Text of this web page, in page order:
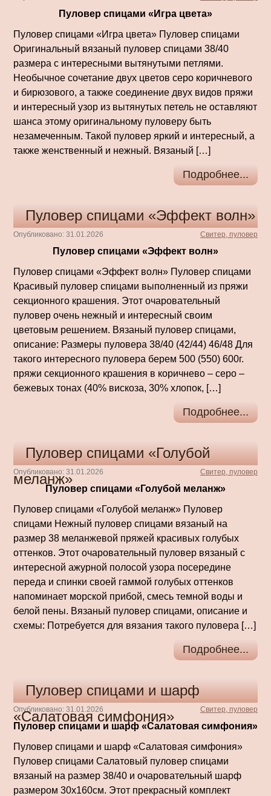
Пуловер спицами «Игра цвета»
Пуловер спицами «Игра цвета» Пуловер спицами
Оригинальный вязаный пуловер спицами 38/40
размера с интересными вытянутыми петлями.
Необычное сочетание двух цветов серо коричневого
и бирюзового, а также соединение двух видов пряжи
и интересный узор из вытянутых петель не оставляют
шанса этому оригинальному пуловеру быть
незамеченным. Такой пуловер яркий и интересный, а
также женственный и нежный. Вязаный […]
Подробнее...
Пуловер спицами «Эффект волн»
Опубликовано: 31.01.2026 Свитер, пуловер
Пуловер спицами «Эффект волн»
Пуловер спицами «Эффект волн» Пуловер спицами
Красивый пуловер спицами выполненный из пряжи
секционного крашения. Этот очаровательный
пуловер очень нежный и интересный своим
цветовым решением. Вязаный пуловер спицами,
описание: Размеры пуловера 38/40 (42/44) 46/48 Для
такого интересного пуловера берем 500 (550) 600г.
пряжи секционного крашения в коричнево – серо –
бежевых тонах (40% вискоза, 30% хлопок, […]
Подробнее...
Пуловер спицами «Голубой
меланж»
Опубликовано: 31.01.2026 Свитер, пуловер
Пуловер спицами «Голубой меланж»
Пуловер спицами «Голубой меланж» Пуловер
спицами Нежный пуловер спицами вязаный на
размер 38 меланжевой пряжей красивых голубых
оттенков. Этот очаровательный пуловер вязаный с
интересной ажурной полосой узора посередине
переда и спинки своей гаммой голубых оттенков
напоминает морской прибой, смесь темной воды и
белой пены. Вязаный пуловер спицами, описание и
схемы: Потребуется для вязания такого пуловера […]
Подробнее...
Пуловер спицами и шарф
«Салатовая симфония»
Опубликовано: 31.01.2026 Свитер, пуловер
Пуловер спицами и шарф «Салатовая симфония»
Пуловер спицами и шарф «Салатовая симфония»
Пуловер спицами Салатовый пуловер спицами
вязаный на размер 38/40 и очаровательный шарф
размером 30х160см. Этот прекрасный комплект